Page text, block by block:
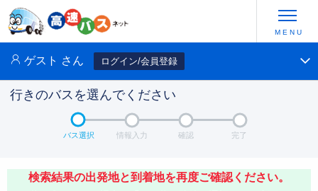
ゲスト さん ログイン/会員登録
行きのバスを選んでください
バス選択 情報入力 確認 完了
検索結果の出発地と到着地を再度ご確認ください。